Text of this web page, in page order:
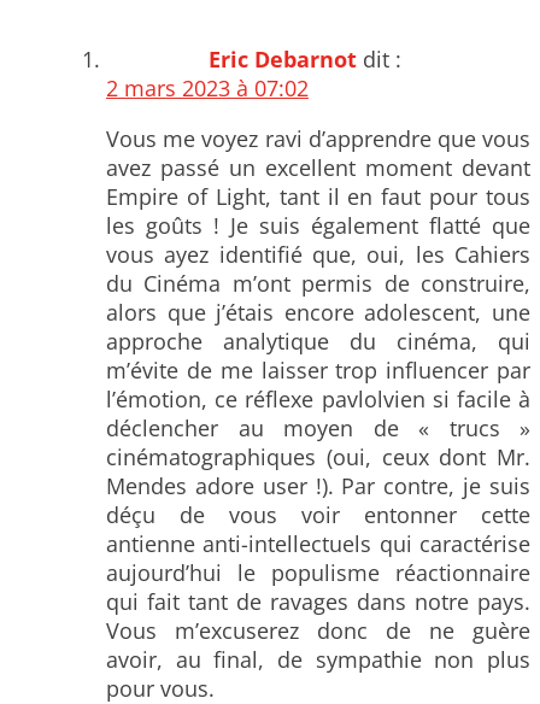
Eric Debarnot dit :
2 mars 2023 à 07:02
Vous me voyez ravi d’apprendre que vous
avez passé un excellent moment devant
Empire of Light, tant il en faut pour tous
les goûts ! Je suis également flatté que
vous ayez identifié que, oui, les Cahiers
du Cinéma m’ont permis de construire,
alors que j’étais encore adolescent, une
approche analytique du cinéma, qui
m’évite de me laisser trop influencer par
l’émotion, ce réflexe pavlolvien si facile à
déclencher au moyen de « trucs »
cinématographiques (oui, ceux dont Mr.
Mendes adore user !). Par contre, je suis
déçu de vous voir entonner cette
antienne anti-intellectuels qui caractérise
aujourd’hui le populisme réactionnaire
qui fait tant de ravages dans notre pays.
Vous m’excuserez donc de ne guère
avoir, au final, de sympathie non plus
pour vous.